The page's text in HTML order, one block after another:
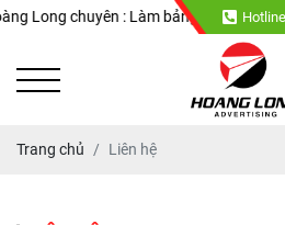
Long chuyên : Làm bảng hiệu, chữ nổi
Trang chủ Liên hệ